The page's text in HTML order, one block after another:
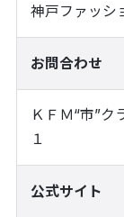
神戸ファッシ
お問合わせ
ＫＦＭ“市”
１
公式サイト